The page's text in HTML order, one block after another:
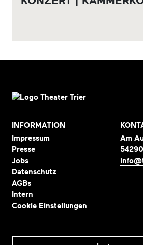
INFORMATION
Impressum
Presse
Jobs
Datenschutz
AGBs
Intern
Cookie Einstellungen
Am